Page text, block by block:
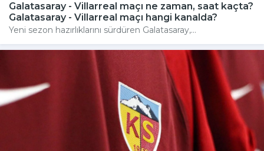
Galatasaray - Villarreal maçı ne zaman, saat kaçta?
Galatasaray - Villarreal maçı hangi kanalda?
Yeni sezon hazırlıklarını sürdüren Galatasaray,...